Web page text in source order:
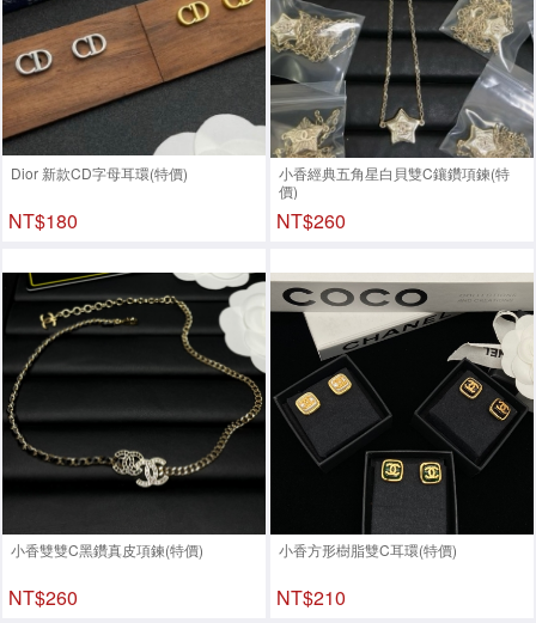
Dior 新款CD字母耳環(特價)
NT$180
小香經典五角星白貝雙C鑲鑽項鍊(特
價)
NT$260
小香雙雙C黑鑽真皮項鍊(特價)
NT$260
小香方形樹脂雙C耳環(特價)
NT$210